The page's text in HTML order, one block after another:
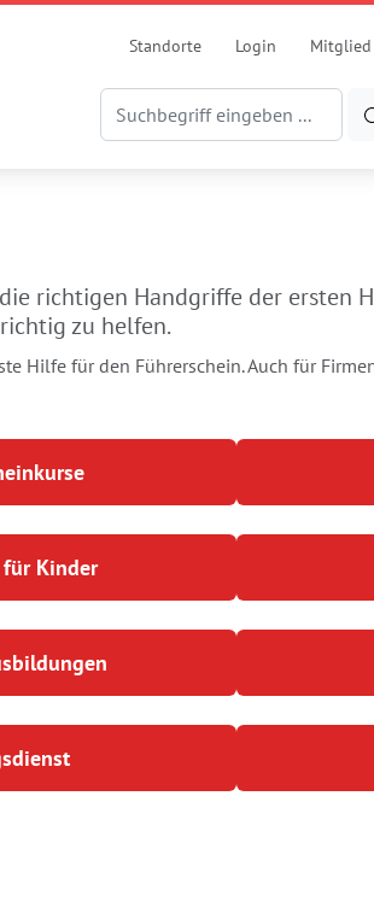
Standorte Login
richtigen Handgriffe der ersten
zu helfen.
Hilfe für den Führerschein. Auch für
Kinder